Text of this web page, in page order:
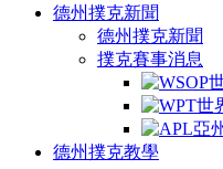
德州撲克新聞
德州撲克新聞
撲克賽事消息
德州撲克教學